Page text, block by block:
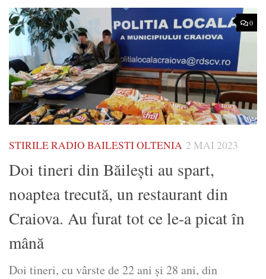
0
STIRILE RADIO BAILESTI OLTENIA 2 MAI 2023
Doi tineri din Băilești au spart,
noaptea trecută, un restaurant din
Craiova. Au furat tot ce le-a picat în
mână
Doi tineri, cu vârste de 22 ani și 28 ani, din